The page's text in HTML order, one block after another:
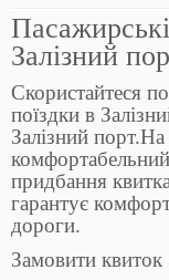
Залізний
Скористайтеся
поїздки в
Залізний
придбання
гарантує
дороги.
Замовити квиток